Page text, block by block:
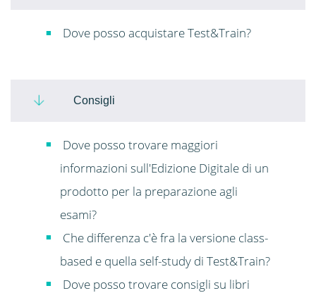
Dove posso acquistare Test&Train?
Consigli
Dove posso trovare maggiori
informazioni sull'Edizione Digitale di un
prodotto per la preparazione agli
esami?
Che differenza c'è fra la versione class-
based e quella self-study di Test&Train?
Dove posso trovare consigli su libri